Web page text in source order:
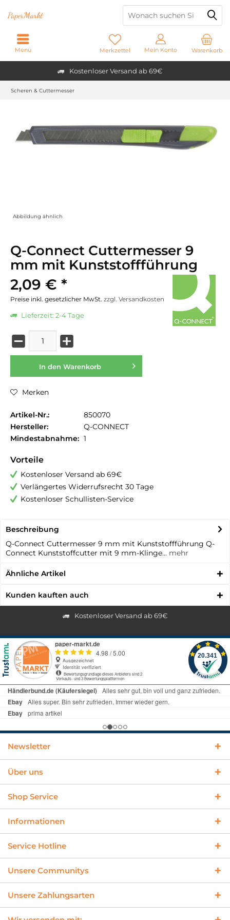
Kostenloser Versand ab 69€
PaperMarkt
Warenkorb
Merkzettel Mein Konto
Menü
Scheren & Cuttermesser
Abbildung ähnlich
Q-Connect Cuttermesser 9
mm mit Kunststoffführung
2,09 € *
Preise inkl. gesetzlicher MwSt. zzgl. Versandkosten
Lieferzeit: 2-4 Tage
In den Warenkorb
Merken
Artikel-Nr.:
850070
Hersteller:
Q-CONNECT
Mindestabnahme: 1
Vorteile
Kostenloser Versand ab 69€
Verlängertes Widerrufsrecht 30 Tage
Kostenloser Schullisten-Service
Beschreibung
Q-Connect Cuttermesser 9 mm mit Kunststoffführung Q-
Connect Kunststoffcutter mit 9 mm-Klinge... mehr
Ähnliche Artikel
Kunden kauften auch
Kostenloser Versand ab 69€
Newsletter
Über uns
Shop Service
Informationen
Service Hotline
Unsere Communitys
Unsere Zahlungsarten